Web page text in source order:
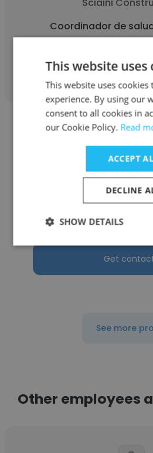
Coordinador de
Get
Raul Meza
Grupo
Coordinador de salud
Get
See more
Other employees
This website uses
This website uses
experience. By using our
consent to all cookies in
our Cookie Policy. Read
ACCEPT
DECLINE
SHOW DETAILS